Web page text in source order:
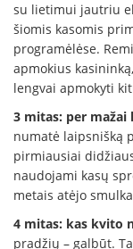
su lietimui jautriu
šiomis kasomis
programėlėse.
apmokius
lengvai apmokyti
3 mitas: per
numatė laipsnišką
pirmiausiai
naudojami kasų
metais atėjo
4 mitas: kas kvito
pradžių – galbūt.